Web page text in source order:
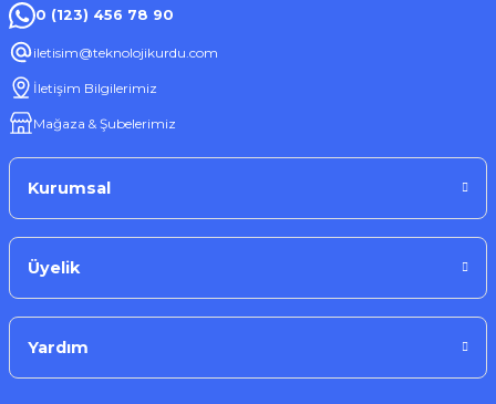
0 (123) 456 78 90
iletisim@teknolojikurdu.com
İletişim Bilgilerimiz
Mağaza & Şubelerimiz
Kurumsal
Üyelik
Yardım